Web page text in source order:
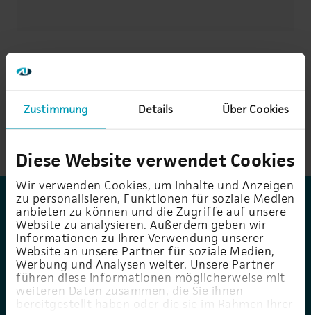
Zustimmung Details Über Cookies
Diese Website verwendet Cookies
Wir verwenden Cookies, um Inhalte und Anzeigen
zu personalisieren, Funktionen für soziale Medien
anbieten zu können und die Zugriffe auf unsere
Website zu analysieren. Außerdem geben wir
Informationen zu Ihrer Verwendung unserer
Website an unsere Partner für soziale Medien,
Werbung und Analysen weiter. Unsere Partner
führen diese Informationen möglicherweise mit
weiteren Daten zusammen, die Sie ihnen
bereitgestellt haben oder die sie im Rahmen Ihrer
It's Workshop Time! Fragen Sie jetzt
einen unverbindlichen Termin für
einen AU-ONTAP Security Workshop
Vorname*
Nachname*